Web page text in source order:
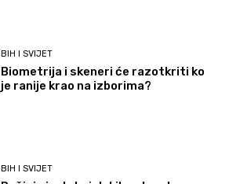
BIH I SVIJET
Biometrija i skeneri će razotkriti ko
je ranije krao na izborima?
BIH I SVIJET